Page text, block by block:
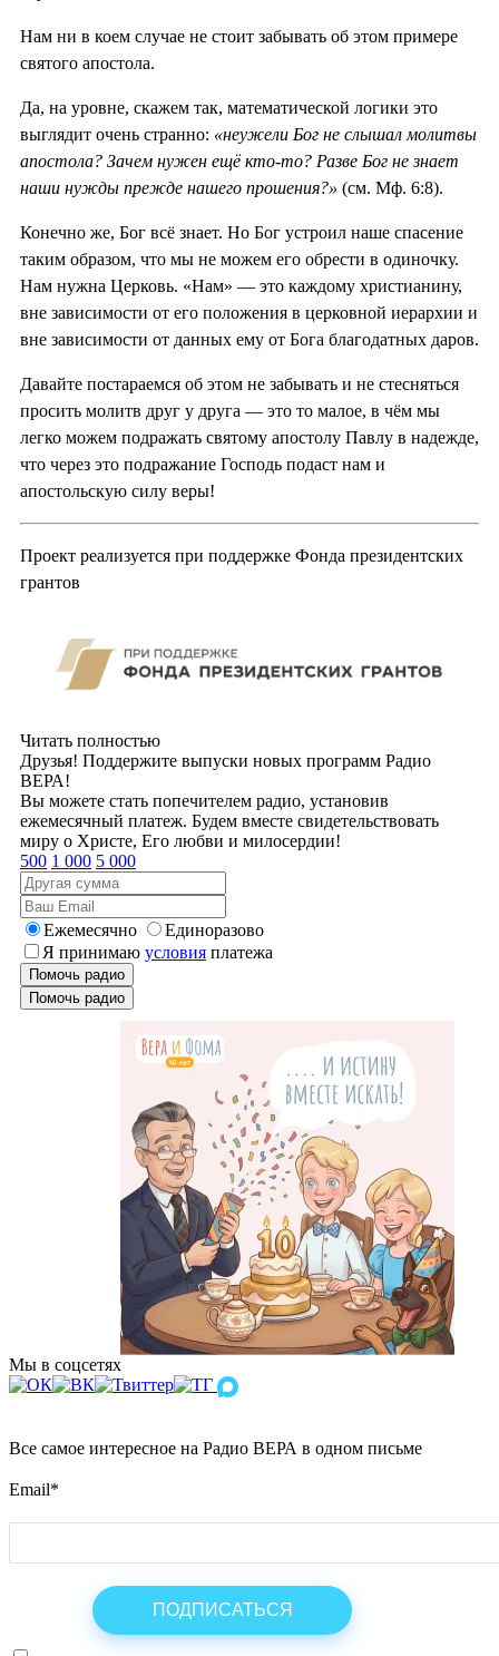
Нам ни в коем случае не стоит забывать об этом примере
святого апостола.
Да, на уровне, скажем так, математической логики это
выглядит очень странно: «неужели Бог не слышал молитвы
апостола? Зачем нужен ещё кто-то? Разве Бог не знает
наши нужды прежде нашего прошения?» (см. Мф. 6:8).
Конечно же, Бог всё знает. Но Бог устроил наше спасение
таким образом, что мы не можем его обрести в одиночку.
Нам нужна Церковь. «Нам» — это каждому христианину,
вне зависимости от его положения в церковной иерархии и
вне зависимости от данных ему от Бога благодатных даров.
Давайте постараемся об этом не забывать и не стесняться
просить молитв друг у друга — это то малое, в чём мы
легко можем подражать святому апостолу Павлу в надежде,
что через это подражание Господь подаст нам и
апостольскую силу веры!
Проект реализуется при поддержке Фонда президентских
грантов
Читать полностью
Друзья! Поддержите выпуски новых программ Радио
ВЕРА!
Вы можете стать попечителем радио, установив
ежемесячный платеж. Будем вместе свидетельствовать
миру о Христе, Его любви и милосердии!
500 1 000 5 000
Ежемесячно
Единоразово
Я принимаю условия платежа
Помочь радио
Помочь радио
Мы в соцсетях
Все самое интересное на Радио ВЕРА в одном письме
Email*